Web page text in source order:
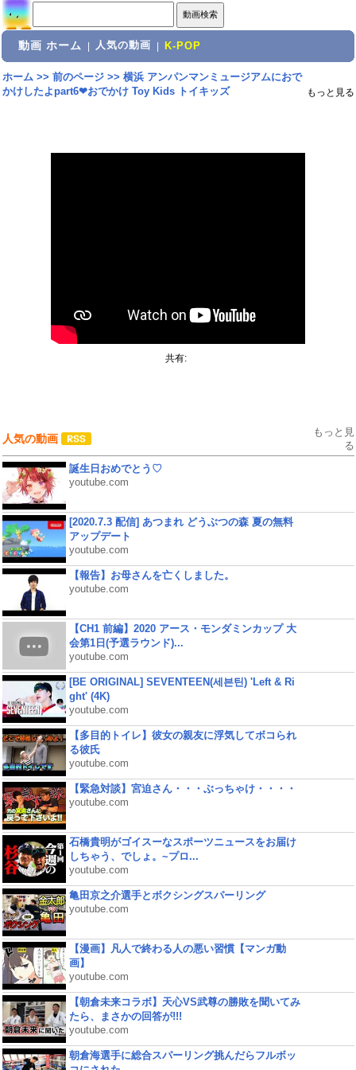
動画 ホーム 人気の動画 K-POP
ホーム>> 前のページ>> 横浜 アンパンマンミュージアムにおで
かけしたよpart6❤おでかけ Toy Kids トイキッズ
もっと見る
共有:
人気の動画
もっと見
る
誕生日おめでとう♡
youtube.com
[2020.7.3 配信] あつまれ どうぶつの森 夏の無料
アップデート
youtube.com
【報告】お母さんを亡くしました。
youtube.com
【CH1 前編】2020 アース・モンダミンカップ 大
会第1日(予選ラウンド)...
youtube.com
[BE ORIGINAL] SEVENTEEN(세븐틴) 'Left & Ri
ght' (4K)
youtube.com
【多目的トイレ】彼女の親友に浮気してボコられ
る彼氏
youtube.com
【緊急対談】宮迫さん・・・ぶっちゃけ・・・・
youtube.com
石橋貴明がゴイスーなスポーツニュースをお届け
しちゃう、でしょ。~プロ...
youtube.com
亀田京之介選手とボクシングスパーリング
youtube.com
【漫画】凡人で終わる人の悪い習慣【マンガ動
画】
youtube.com
【朝倉未来コラボ】天心VS武尊の勝敗を聞いてみ
たら、まさかの回答が!!!
youtube.com
朝倉海選手に総合スパーリング挑んだらフルボッ